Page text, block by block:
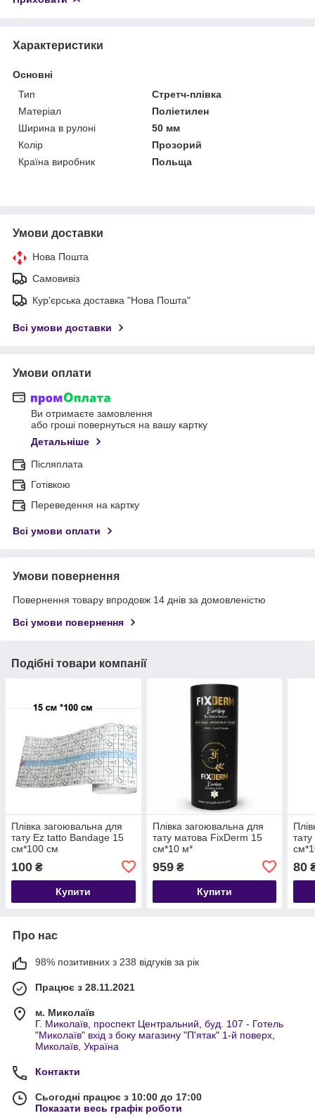
Характеристики
Основні
Тип
Стретч-плівка
Матеріал
Поліетилен
Ширина в рулоні
50 мм
Колір
Прозорий
Країна виробник
Польща
Умови доставки
Нова Пошта
Самовивіз
Кур'єрська доставка "Нова Пошта"
Всі умови доставки
Умови оплати
Ви отримаєте замовлення
або гроші повернуться на вашу картку
Детальніше
Післяплата
Готівкою
Переведення на картку
Всі умови оплати
Умови повернення
Повернення товару впродовж 14 днів за домовленістю
Всі умови повернення
Подібні товари компанії
Плівка загоювальна для
тату Ez tatto Bandage 15
см*100 см
100 ₴
Купити
Плівка загоювальна для
тату матова FixDerm 15
см*10 м*
959₴
Купити
80
Про нас
98% позитивних з 238 відгуків за рік
Працює з 28.11.2021
м. Миколаїв
Г. Миколаїв, проспект Центральний, буд. 107 - Готель
"Миколаїв" вхід з боку магазину "П'ятак" 1-й поверх,
Миколаїв, Україна
Контакти
Сьогодні працює з 10:00 до 17:00
Показати весь графік роботи